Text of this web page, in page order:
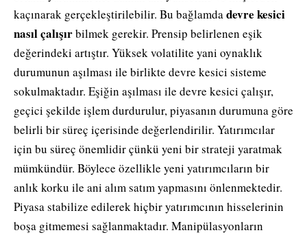
kaçınarak gerçekleştirilebilir. Bu bağlamdadevre kesici
nasıl çalışırbilmek gerekir. Prensip belirlenen eşik
değerindeki artıştır. Yüksek volatilite yani oynaklık
durumunun aşılması ile birlikte devre kesici sisteme
sokulmaktadır. Eşiğin aşılması ile devre kesici çalışır,
geçici şekilde işlem durdurulur, piyasanın durumuna göre
belirli bir süreç içerisinde değerlendirilir. Yatırımcılar
için bu süreç önemlidir çünkü yeni bir strateji yaratmak
mümkündür. Böylece özellikle yeni yatırımcıların bir
anlık korku ile ani alım satım yapmasını önlenmektedir.
Piyasa stabilize edilerek hiçbir yatırımcının hisselerinin
boşa gitmemesi sağlanmaktadır. Manipülasyonların